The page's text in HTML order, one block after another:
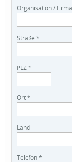
Organisation / Firma
Straße *
PLZ *
Ort *
Land
Telefon *